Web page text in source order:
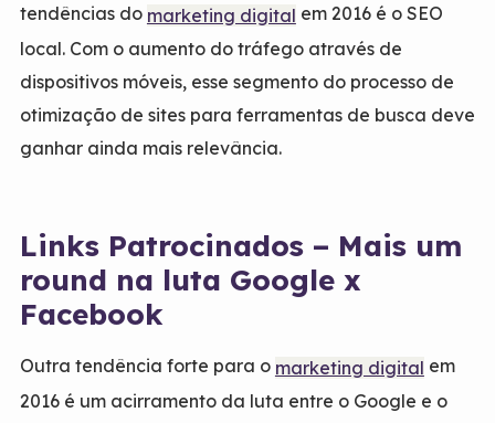
tendências do marketing digital em 2016 é o SEO
local. Com o aumento do tráfego através de
dispositivos móveis, esse segmento do processo de
otimização de sites para ferramentas de busca deve
ganhar ainda mais relevância.
Links Patrocinados – Mais um
round na luta Google x
Facebook
Outra tendência forte para o marketing digital em
2016 é um acirramento da luta entre o Google e o